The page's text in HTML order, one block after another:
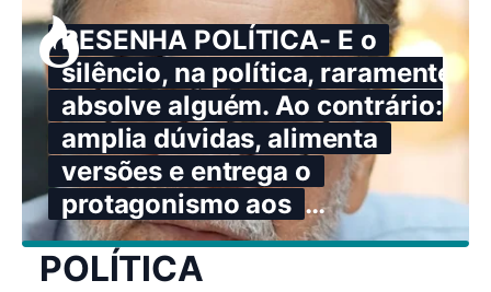
RESENHA POLÍTICA- E o
silêncio, na política, raramente
absolve alguém. Ao contrário:
amplia dúvidas, alimenta
versões e entrega o
protagonismo aos
adversários.
POLÍTICA